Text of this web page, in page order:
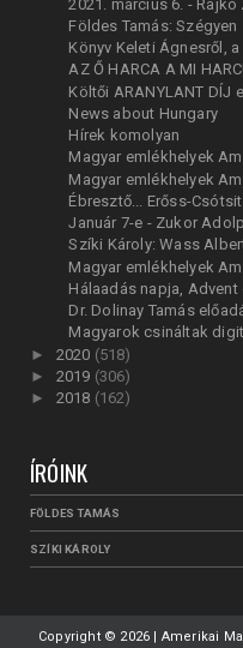
2021. március 6. - Rajkó
Földes Tamás: Szégyen
Könyv Keleti Ágnesről,
AZ Ő HARCA A MI
Költői ARANYLANT DÍJ
News about Hungary
Hírek komolyan
Magyar emlékhelyek
Magyar emlékhelyek
Ébresztő... Erőss-
Január 7-e - Zukor
Szíki Károly: Wass
Magyar emlékhelyek
Hálaadás napja, Advent
Dr. Dolinay Tamás
Magyarok csináltak
► 2020 (518)
► 2019 (306)
► 2018 (162)
ÍRÓINK
FÖLDES TAMÁS
SZÍKI KÁROLY
Copyright © 2026 | Amerikai